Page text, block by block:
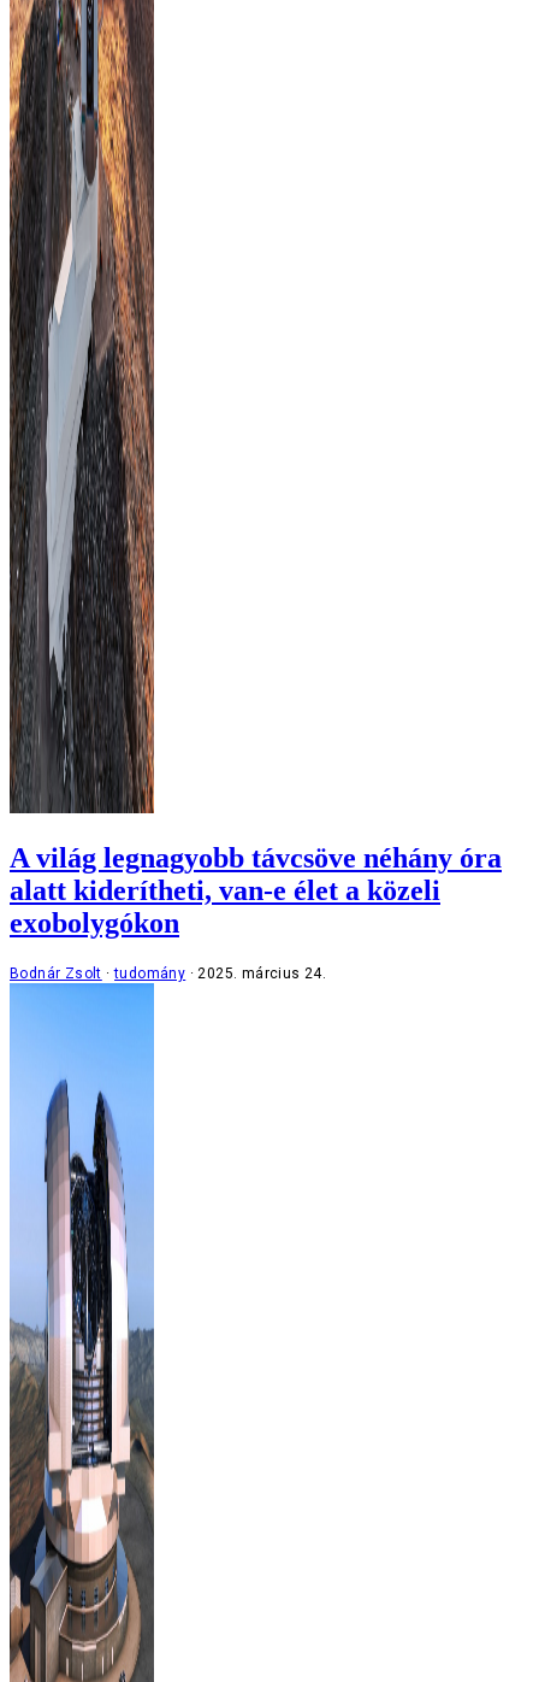
A világ legnagyobb távcsöve néhány óra
alatt kiderítheti, van-e élet a közeli
exobolygókon
Bodnár Zsolt tudomány 2025. március 24.